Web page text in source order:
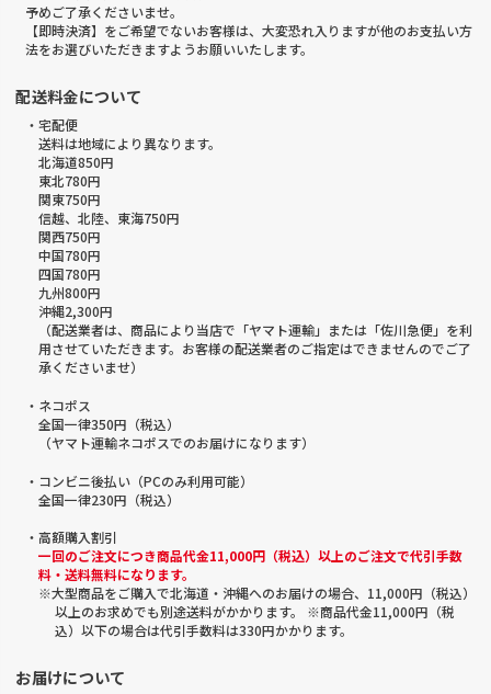
予めご了承くださいませ。
【即時決済】をご希望でないお客様は、大変恐れ入りますが他のお支払い方
法をお選びいただきますようお願いいたします。
配送料金について
・宅配便
送料は地域により異なります。
北海道850円
東北780円
関東750円
信越、北陸、東海750円
関西750円
中国780円
四国780円
九州800円
沖縄2,300円
（配送業者は、商品により当店で「ヤマト運輸」または「佐川急便」を利
用させていただきます。お客様の配送業者のご指定はできませんのでご了
承くださいませ）
・ネコポス
全国一律350円（税込）
（ヤマト運輸ネコポスでのお届けになります）
・コンビニ後払い（PCのみ利用可能）
全国一律230円（税込）
・高額購入割引
一回のご注文につき商品代金11,000円（税込）以上のご注文で代引手数
料・送料無料になります。
※大型商品をご購入で北海道・沖縄へのお届けの場合、11,000円（税込）
以上のお求めでも別途送料がかかります。 ※商品代金11,000円（税
込）以下の場合は代引手数料は330円かかります。
お届けについて